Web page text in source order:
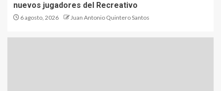
nuevos jugadores del Recreativo
6 agosto, 2026 Juan Antonio Quintero Santos